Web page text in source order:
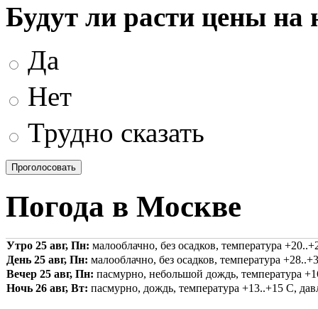
Будут ли расти цены
Да
Нет
Трудно сказать
Погода в Москве
Утро 25 авг, Пн: малооблачно, без осадков, температура
День 25 авг, Пн: малооблачно, без осадков, температура
Вечер 25 авг, Пн: пасмурно, небольшой дождь, температура
Ночь 26 авг, Вт: пасмурно, дождь, температура +13..+15 С,